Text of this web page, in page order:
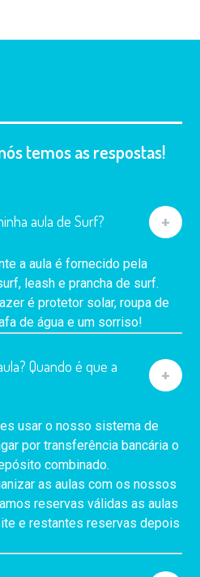
temos as respostas!
aula de Surf?
a aula é fornecido pela
leash e prancha de surf.
é protetor solar, roupa de
de água e um sorriso!
Quando é que a
usar o nosso sistema de
por transferência bancária o
combinado.
as aulas com os nossos
reservas válidas as aulas
e restantes reservas depois